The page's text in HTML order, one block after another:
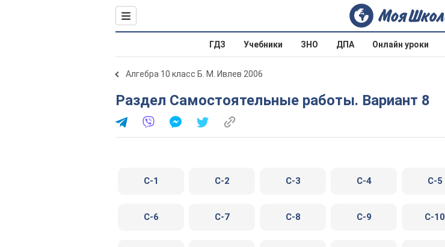
ГДЗ Учебники ЗНО ДПА Онлайн уроки
Алгебра 10 класс Б. М. Ивлев 2006
Раздел Самостоятельные работы. Вариант 8
C-1 C-2 C-3 C-4 C-5
C-6 C-7 C-8 C-9 C-10